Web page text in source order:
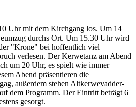
Uhr mit dem Kirchgang los. Um 14
durchs Ort. Um 15.30 Uhr wird
"Krone" bei hoffentlich viel
verlesen. Der Kerwetanz am Abend
um 20 Uhr, es spielt wie immer
Abend präsentieren die
außerdem stehen Altkerwevadder-
dem Programm. Der Eintritt beträgt 6
gesorgt.